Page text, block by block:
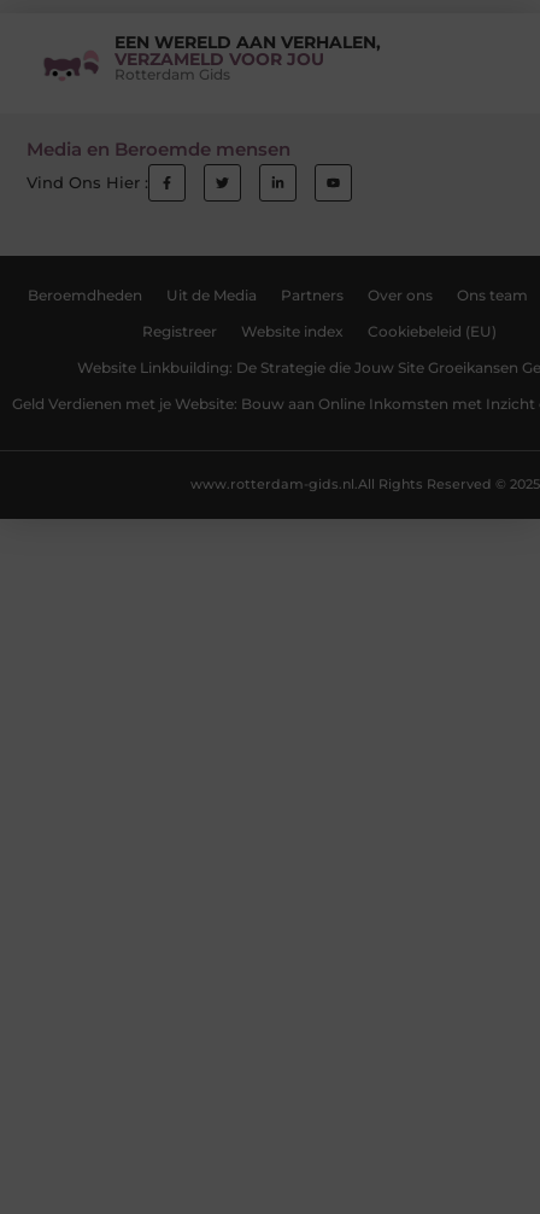
EEN WERELD AAN VERHALEN,
VERZAMELD VOOR JOU
Rotterdam Gids
Media en Beroemde mensen
Vind Ons Hier :
Beroemdheden Uit de Media Partners Over ons Ons team
Registreer Website index Cookiebeleid (EU)
Website Linkbuilding: De Strategie die Jouw Site Groeikansen
Geld Verdienen met je Website: Bouw aan Online Inkomsten met Inzicht
All Rights Reserved © 2025
www.rotterdam-gids.nl.